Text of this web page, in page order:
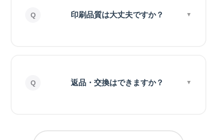
印刷品質は大丈夫ですか？
返品・交換はできますか？